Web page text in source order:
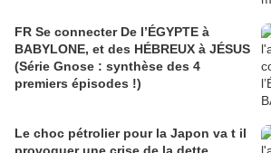
FR Se connecter De l’ÉGYPTE à
BABYLONE, et des HÉBREUX à JÉSUS
(Série Gnose : synthèse des 4
premiers épisodes !)
Le choc pétrolier pour la Japon va t il